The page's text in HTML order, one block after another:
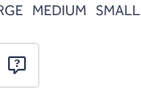
MEDIUM SMALL
ekle
e-posta ile gönder
Soru sor